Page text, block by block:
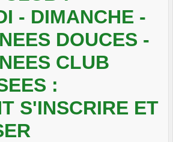
- DIMANCHE -
DOUCES -
CLUB
:
S'INSCRIRE ET